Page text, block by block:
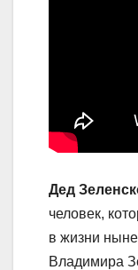
Дед
человек,
в жизни
Владимира